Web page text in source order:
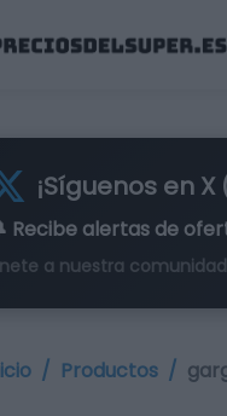
¡Síguenos en
Recibe alertas de
a nuestra
Productos